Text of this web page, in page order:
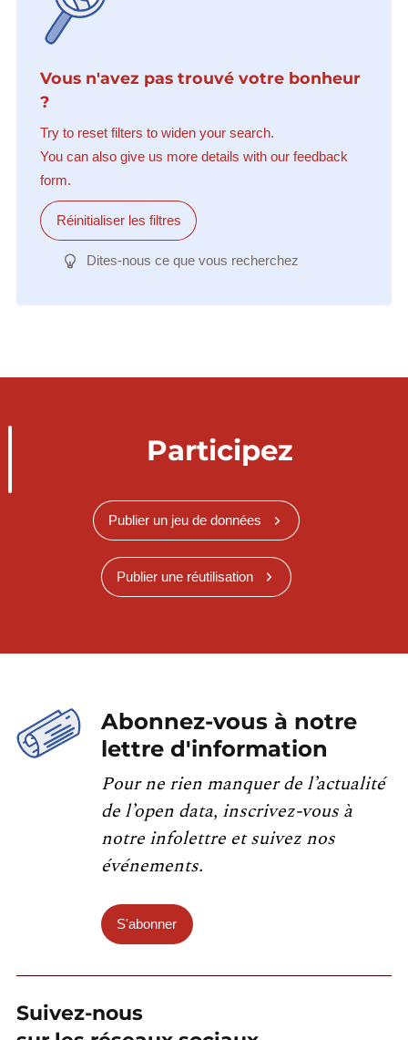
Vous n'avez pas trouvé votre bonheur
?
Try to reset filters to widen your search.
You can also give us more details with our feedback
form.
Réinitialiser les filtres
Dites-nous ce que vous recherchez
Participez
Publier un jeu de données
Publier une réutilisation
Abonnez-vous à notre
lettre d'information
Pour ne rien manquer de l’actualité
de l’open data, inscrivez-vous à
notre infolettre et suivez nos
événements.
S'abonner
Suivez-nous